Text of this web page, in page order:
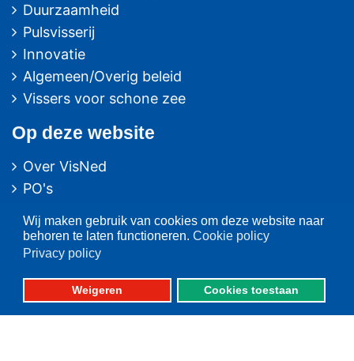
Wij maken gebruik van cookies om deze website naar
behoren te laten functioneren. Cookie policy
Privacy policy
Weigeren Cookies toestaan
Duurzaamheid
Pulsvisserij
Innovatie
Algemeen/Overig beleid
Vissers voor schone zee
Op deze website
Over VisNed
PO's
Contact
Nieuwsarchief
Contactinformatie